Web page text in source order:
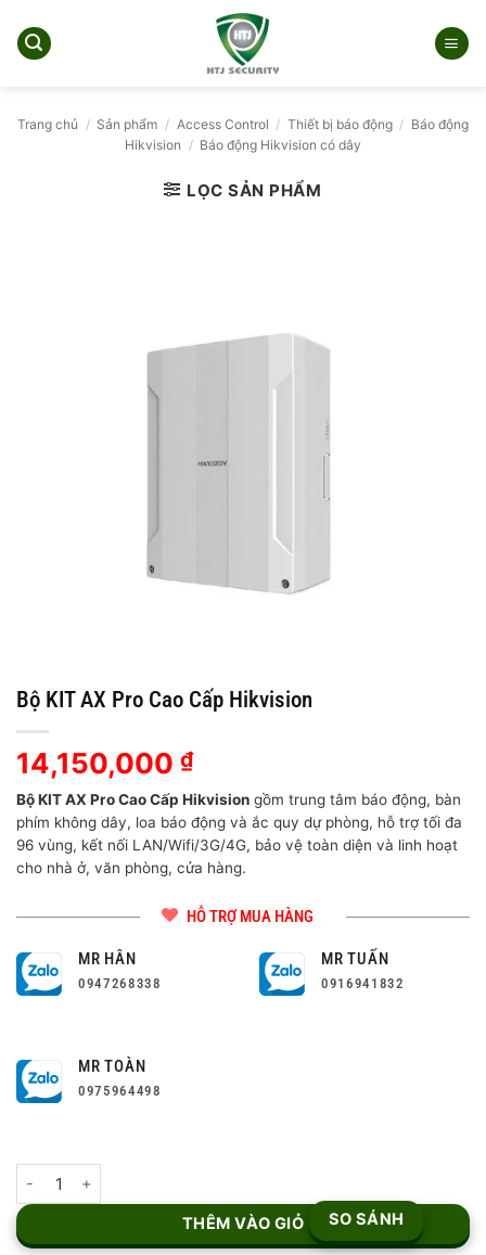
qua
Trang chủ / Sản phẩm / Access Control / Thiết bị báo động / Báo động
Hikvision / Báo động Hikvision có dây
LỌC SẢN PHẨM
Bộ KIT AX Pro Cao Cấp Hikvision
14,150,000 ₫
Bộ KIT AX Pro Cao Cấp Hikvision gồm trung tâm báo động, bàn
phím không dây, loa báo động và ắc quy dự phòng, hỗ trợ tối đa
96 vùng, kết nối LAN/Wifi/3G/4G, bảo vệ toàn diện và linh hoạt
cho nhà ở, văn phòng, cửa hàng.
HỖ TRỢ MUA HÀNG
MR HÂN
0947268338
MR TUẤN
0916941832
MR TOÀN
0975964498
THÊM VÀO GIỎ SO SÁNH